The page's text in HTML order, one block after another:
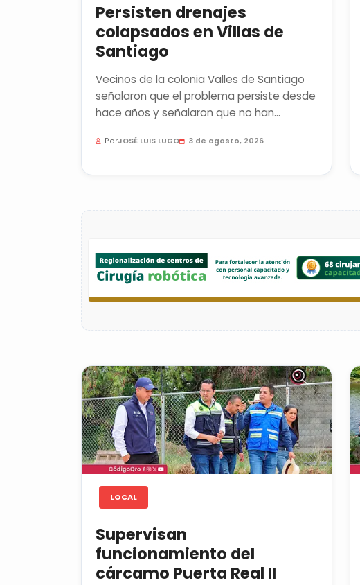
Persisten drenajes
colapsados en Villas de
Santiago
Vecinos de la colonia Valles de Santiago
señalaron que el problema persiste desde
hace años y señalaron que no han
PorJOSÉ LUIS LUGO 3 de agosto, 2026
LOCAL
Supervisan
funcionamiento del
cárcamo Puerta Real II